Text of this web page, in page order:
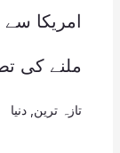
امریکا
ملنے کی
تازہ ترین دنیا